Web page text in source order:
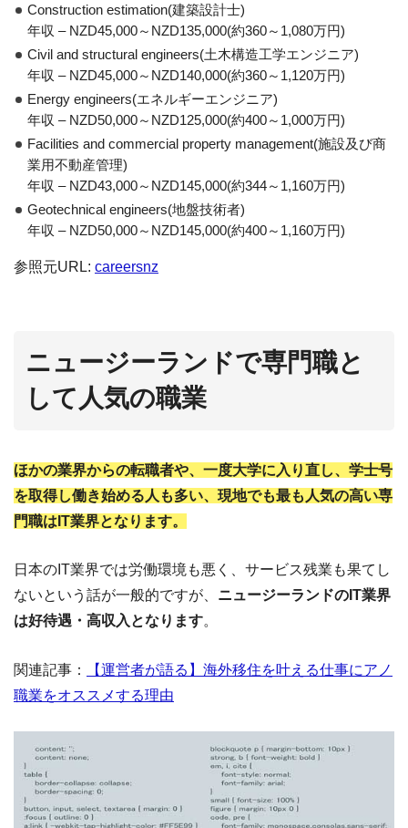
Construction estimation(建築設計士)
年収 – NZD45,000～NZD135,000(約360～1,080万円)
Civil and structural engineers(土木構造工学エンジニア)
年収 – NZD45,000～NZD140,000(約360～1,120万円)
Energy engineers(エネルギーエンジニア)
年収 – NZD50,000～NZD125,000(約400～1,000万円)
Facilities and commercial property management(施設及び商
業用不動産管理)
年収 – NZD43,000～NZD145,000(約344～1,160万円)
Geotechnical engineers(地盤技術者)
年収 – NZD50,000～NZD145,000(約400～1,160万円)
参照元URL: careersnz
ニュージーランドで専門職と
して人気の職業
ほかの業界からの転職者や、一度大学に入り直し、学士号
を取得し働き始める人も多い、現地でも最も人気の高い専
門職はIT業界となります。
日本のIT業界では労働環境も悪く、サービス残業も果てし
ないという話が一般的ですが、 ニュージーランドのIT業界
は好待遇・高収入となります。
関連記事：
【運営者が語る】海外移住を叶える仕事にアノ
職業をオススメする理由